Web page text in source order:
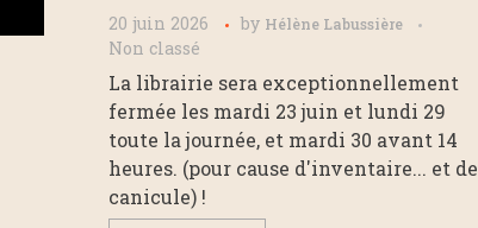
20 juin 2026 by Hélène Labussière
Non classé
La librairie sera exceptionnellement
fermée les mardi 23 juin et lundi 29
toute la journée, et mardi 30 avant 14
heures. (pour cause d'inventaire... et de
canicule) !